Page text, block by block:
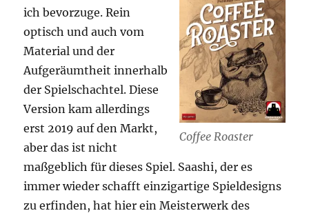
Coffee Roaster
ich bevorzuge. Rein
optisch und auch vom
Material und der
Aufgeräumtheit innerhalb
der Spielschachtel. Diese
Version kam allerdings
erst 2019 auf den Markt,
aber das ist nicht
maßgeblich für dieses Spiel. Saashi, der es
immer wieder schafft einzigartige Spieldesigns
zu erfinden, hat hier ein Meisterwerk des